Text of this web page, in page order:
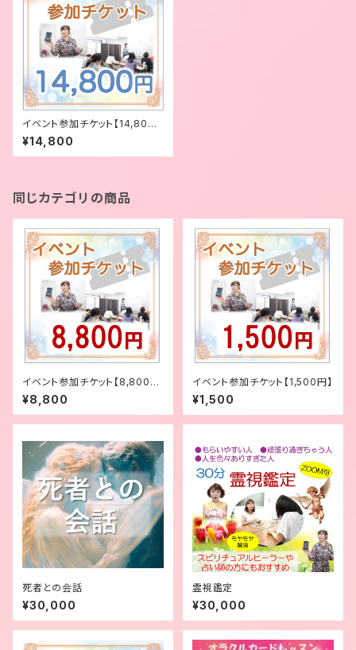
イベント参加チケット【14,800
円】
¥14,800
同じカテゴリの商品
イベント参加チケット【8,800
円】
¥8,800
イベント参加チケット【1,500円】
¥1,500
死者との会話
¥30,000
霊視鑑定
¥30,000